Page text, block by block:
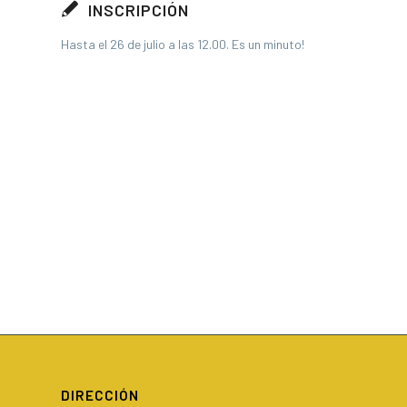
INSCRIPCIÓN
Hasta el 26 de julio a las 12.00. Es un minuto!
DIRECCIÓN